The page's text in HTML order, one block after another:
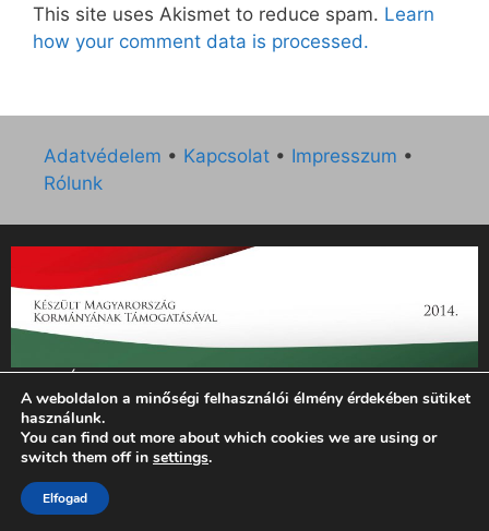
This site uses Akismet to reduce spam. Learn
how your comment data is processed.
Adatvédelem • Kapcsolat • Impresszum •
Rólunk
„Az Új Ember katolikus hetilap 2014. évi működésének
támogatását az EGYH-KCP-14-P-0121 sz. támogatási
szerződés keretében 3 000 000 Ft összegben támogatta az
Emberi Erőforrások Minisztériuma.”
© 2026 Magyar Kurír - Új Ember
A weboldalon a minőségi felhasználói élmény érdekében sütiket
használunk.
You can find out more about which cookies we are using or
switch them off in settings.
Elfogad